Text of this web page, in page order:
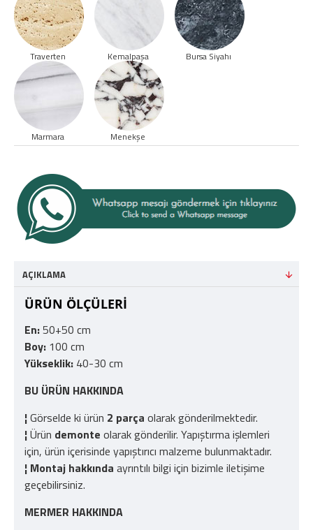
Traverten Kemalpaşa Bursa Siyahı
Marmara Menekşe
AÇIKLAMA
ÜRÜN ÖLÇÜLERİ
En:50+50 cm
Boy: 100 cm
Yükseklik: 40-30 cm
BU ÜRÜN HAKKINDA
¦Görselde ki ürün 2 parça olarak gönderilmektedir.
¦Ürün demonte olarak gönderilir. Yapıştırma işlemleri
için, ürün içerisinde yapıştırıcı malzeme bulunmaktadır.
¦ Montaj hakkında ayrıntılı bilgi için bizimle iletişime
geçebilirsiniz.
MERMER HAKKINDA